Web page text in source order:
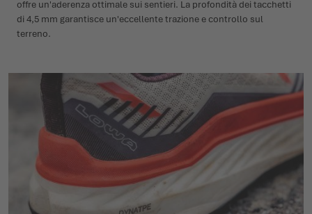
offre un'aderenza ottimale sui sentieri. La profondità dei tacchetti
di 4,5 mm garantisce un'eccellente trazione e controllo sul
terreno.